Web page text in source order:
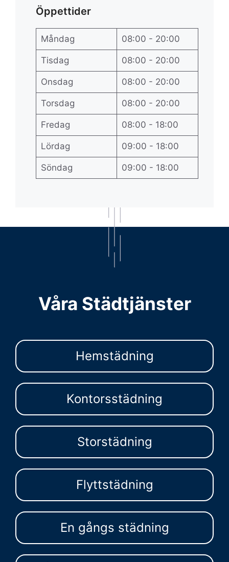
Öppettider
Måndag 08:00 - 20:00
Tisdag 08:00 - 20:00
Onsdag 08:00 - 20:00
Torsdag 08:00 - 20:00
Fredag 08:00 - 18:00
Lördag 09:00 - 18:00
Söndag 09:00 - 18:00
Våra Städtjänster
Hemstädning
Kontorsstädning
Storstädning
Flyttstädning
En gångs städning